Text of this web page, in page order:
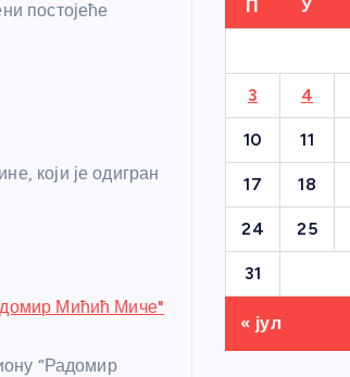
постојеће
који је одигран
Мићић Миче"
“Радомир
П У
3 4
10 11
17 18
24 25
31
« јул